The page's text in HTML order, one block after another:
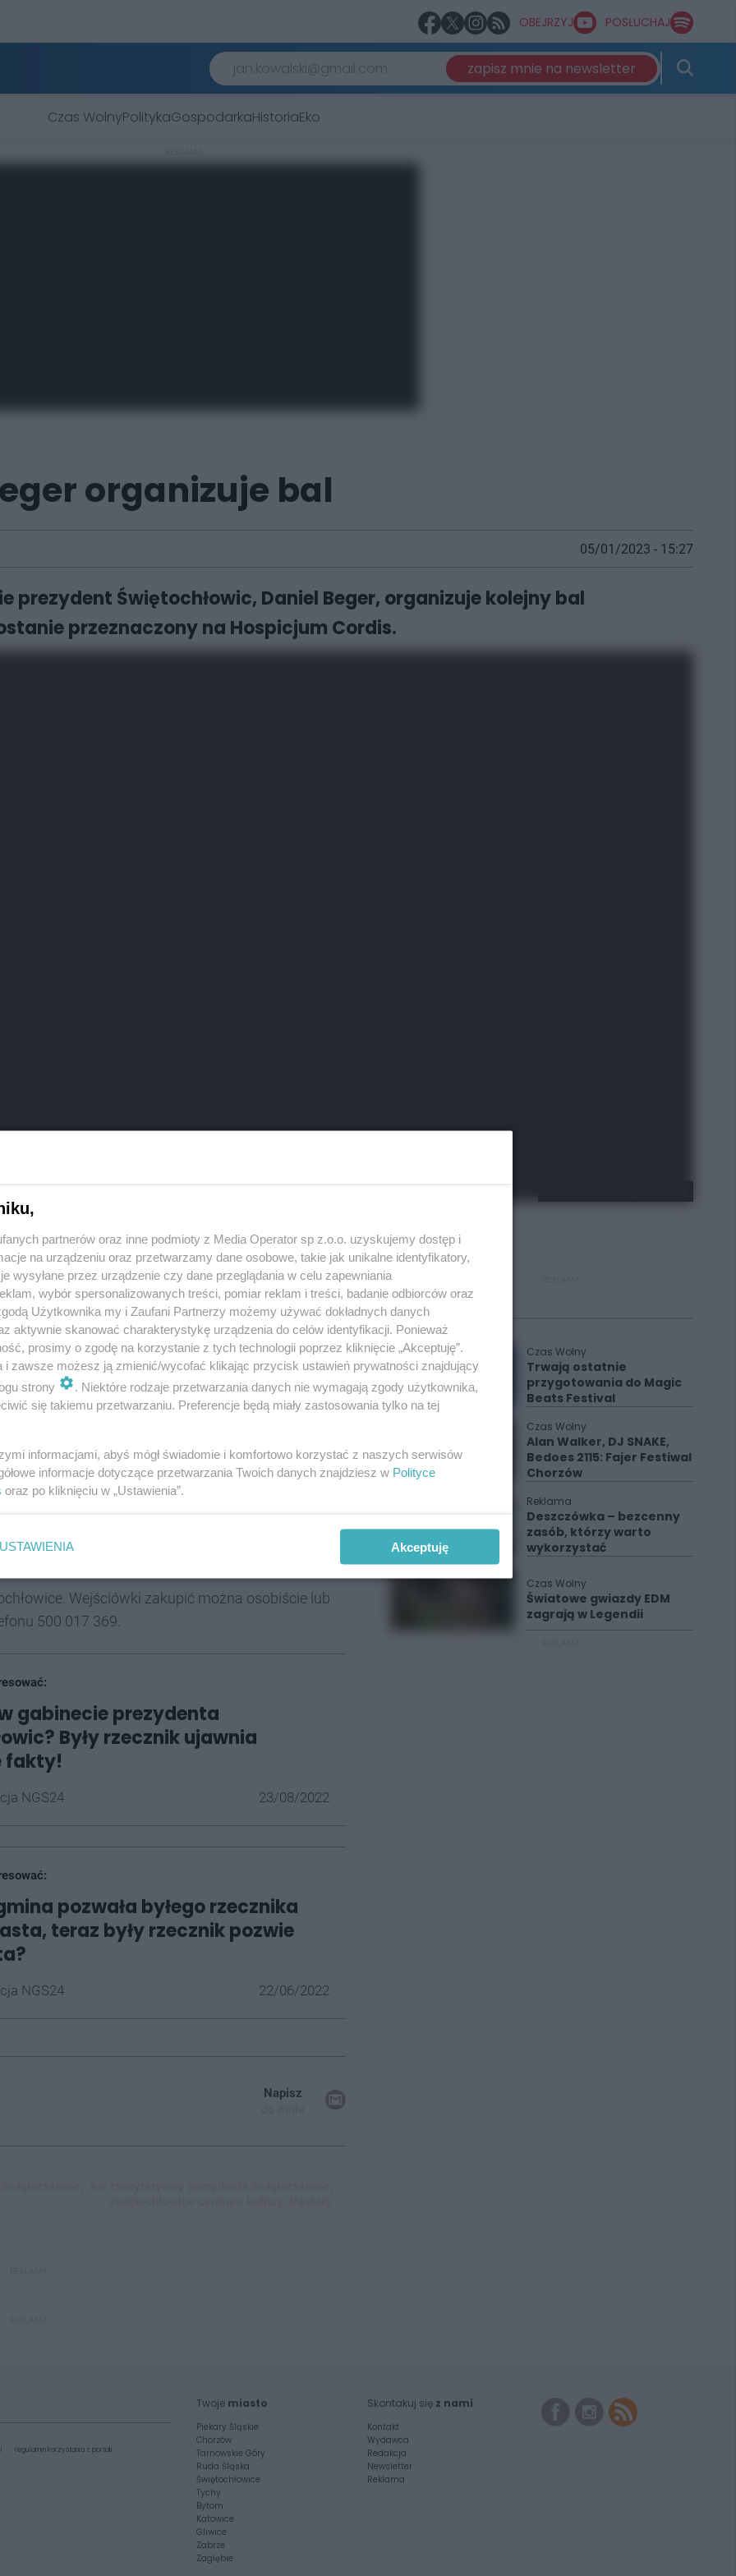
OBEJRZYJ POSŁUCHAJ
zapisz mnie na newsletter
Czas WolnyPolitykaGospodarkaHistoriaEko
organizuje bal
05/01/2023 - 15:27
prezydent Świętochłowic, Daniel Beger, organizuje kolejny bal
przeznaczony na Hospicjum Cordis.
odbędzie się4 lutego 2023 r. o godz. 19.00 w
na Hospicjum Cordis, które w ramach
o świętochłowiczan wymagających
magistrat.
z ciekawymi przedmiotami oferowanymi
show oraz wiele innych atrakcji.
Dżem, muzyk, kompozytor, aktor.
Wejściówki zakupić można osobiście lub
500 017 369.
gabinecie prezydenta
Były rzecznik ujawnia
fakty!
NGS24 23/08/2022
pozwała byłego rzecznika
teraz były rzecznik pozwie
NGS24 22/06/2022
Napisz
Polecane
Czas Wolny
Trwają ostatnie
przygotowania do Magic
Beats Festival
Czas Wolny
Alan Walker, DJ SNAKE,
Bedoes 2115: Fajer Festiwal
Chorzów
Reklama
Deszczówka – bezcenny
zasób, którzy warto
wykorzystać
Czas Wolny
Światowe gwiazdy EDM
zagrają w Legendii
regulamin korzystania z portali
Twoje miasto
Piekary Śląskie
Chorzów
Tarnowskie Góry
Ruda Śląska
Świętochłowice
Tychy
Bytom
Katowice
Gliwice
Zabrze
Zagłębie
Skontakuj się z nami
Kontakt
Wydawca
Redakcja
Newsletter
Reklama
partnerów oraz inne podmioty z Media Operator sp z.o.o. uzyskujemy dostęp i
na urządzeniu oraz przetwarzamy dane osobowe, takie jak unikalne identyfikatory,
wysyłane przez urządzenie czy dane przeglądania w celu zapewniania
wybór spersonalizowanych treści, pomiar reklam i treści, badanie odbiorców oraz
Użytkownika my i Zaufani Partnerzy możemy używać dokładnych danych
aktywnie skanować charakterystykę urządzenia do celów identyfikacji. Ponieważ
prosimy o zgodę na korzystanie z tych technologii poprzez kliknięcie „Akceptuję”.
i zawsze możesz ją zmienić/wycofać klikając przycisk ustawień prywatności znajdujący
strony
. Niektóre rodzaje przetwarzania danych nie wymagają zgody użytkownika,
się takiemu przetwarzaniu. Preferencje będą miały zastosowania tylko na tej
informacjami, abyś mógł świadomie i komfortowo korzystać z naszych serwisów
informacje dotyczące przetwarzania Twoich danych znajdziesz w Polityce
oraz po kliknięciu w „Ustawienia”.
USTAWIENIA Akceptuję